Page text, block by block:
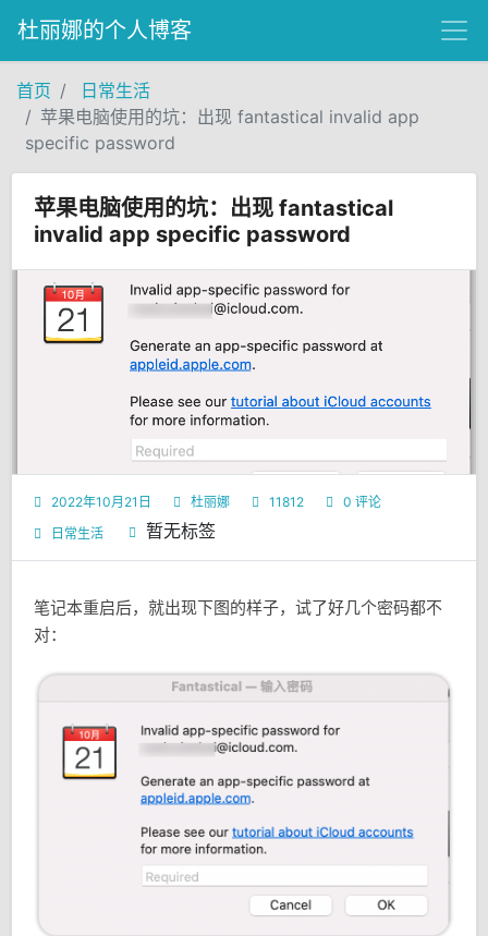
杜丽娜的个人博客
首页
日常生活
苹果电脑使用的坑：出现 fantastical invalid app
specific password
苹果电脑使用的坑：出现 fantastical
invalid app specific password
2022年10月21日 杜丽娜 11812
0 评论
日常生活
暂无标签
笔记本重启后，就出现下图的样子，试了好几个密码都不
对：